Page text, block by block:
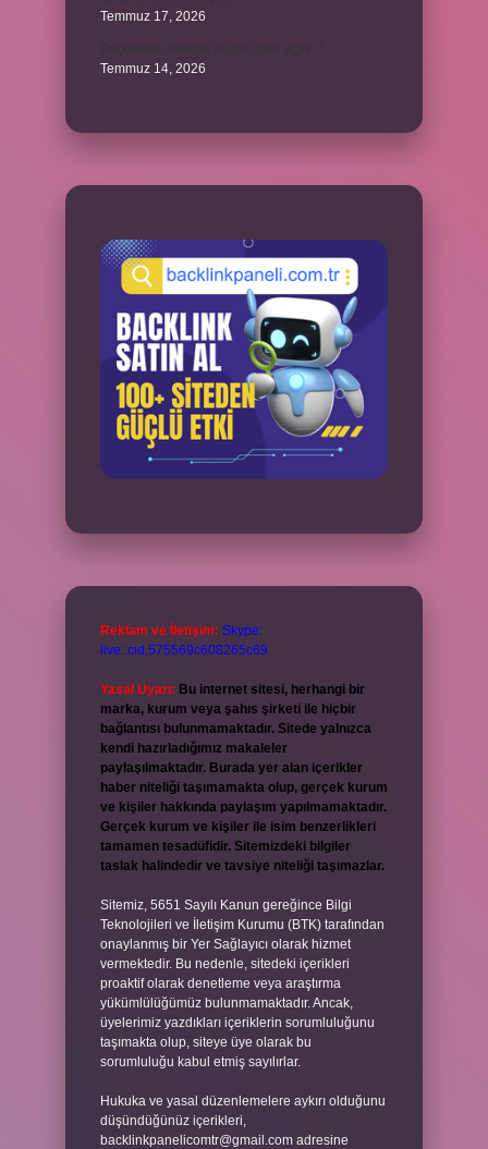
Temmuz 17, 2026
Temmuz 14, 2026
Reklam ve İletişim: Skype:
live:.cid.575569c608265c69
Yasal Uyarı: Bu internet sitesi, herhangi bir
marka, kurum veya şahıs şirketi ile hiçbir
bağlantısı bulunmamaktadır. Sitede yalnızca
kendi hazırladığımız makaleler
paylaşılmaktadır. Burada yer alan içerikler
haber niteliği taşımamakta olup, gerçek kurum
ve kişiler hakkında paylaşım yapılmamaktadır.
Gerçek kurum ve kişiler ile isim benzerlikleri
tamamen tesadüfidir. Sitemizdeki bilgiler
taslak halindedir ve tavsiye niteliği taşımazlar.
Sitemiz, 5651 Sayılı Kanun gereğince Bilgi
Teknolojileri ve İletişim Kurumu (BTK) tarafından
onaylanmış bir Yer Sağlayıcı olarak hizmet
vermektedir. Bu nedenle, sitedeki içerikleri
proaktif olarak denetleme veya araştırma
yükümlülüğümüz bulunmamaktadır. Ancak,
üyelerimiz yazdıkları içeriklerin sorumluluğunu
taşımakta olup, siteye üye olarak bu
sorumluluğu kabul etmiş sayılırlar.
Hukuka ve yasal düzenlemelere aykırı olduğunu
düşündüğünüz içerikleri,
backlinkpanelicomtr@gmail.com adresine